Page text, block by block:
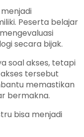
Peserta belajar
secara bijak.
soal akses, tetapi
tersebut
memastikan
bermakna.
bisa menjadi